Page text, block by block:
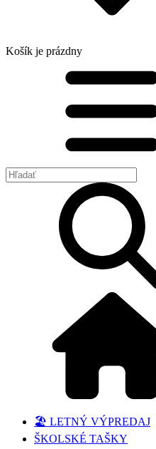
Košík je prázdny
🏖️ LETNÝ VÝPREDAJ
ŠKOLSKÉ TAŠKY